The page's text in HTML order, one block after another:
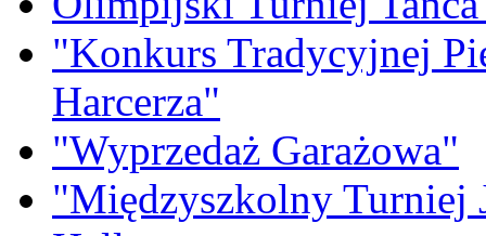
"Konkurs Tradycyjnej
Harcerza"
"Wyprzedaż Garażowa"
"Międzyszkolny Turniej